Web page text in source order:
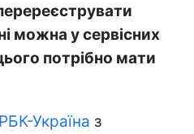
можна у сервісних
потрібно мати
РБК-Україна з